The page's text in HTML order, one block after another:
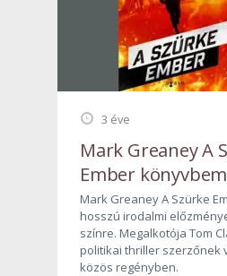
3 éve
Mark Greaney A
Ember
Mark Greaney A Szürke
hosszú irodalmi
színre. Megalkotója Tom
politikai thriller szerzőnek
közös regényben.